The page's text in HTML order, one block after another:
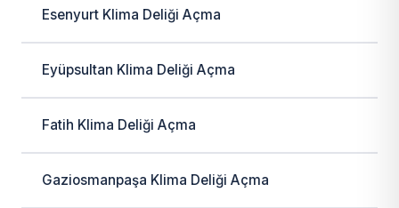
Esenyurt Klima Deliği Açma
Eyüpsultan Klima Deliği Açma
Fatih Klima Deliği Açma
Gaziosmanpaşa Klima Deliği Açma